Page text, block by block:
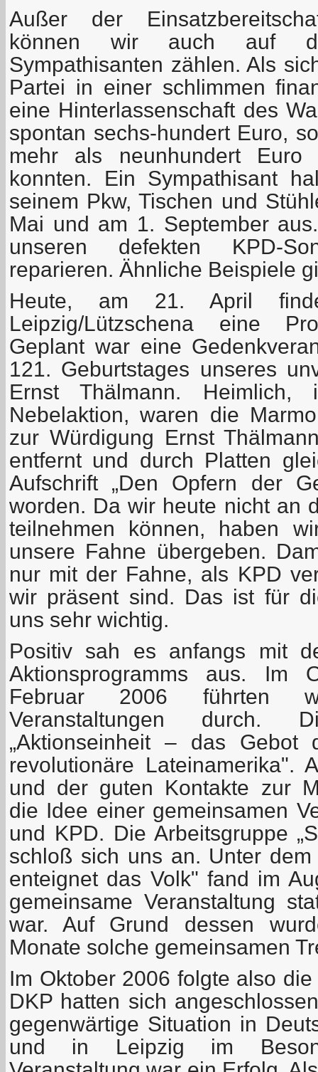
Außer der
können wir auch auf
Sympathisanten zählen. Als
Partei in einer schlimmen
eine Hinterlassenschaft des
spontan sechs-hundert Euro,
mehr als neunhundert Euro
konnten. Ein Sympathisant
seinem Pkw, Tischen und
Mai und am 1. September
unseren defekten KPD-
reparieren. Ähnliche Beispiele
Heute, am 21. April
Leipzig/Lützschena eine
Geplant war eine
121. Geburtstages unseres
Ernst Thälmann.
Nebelaktion, waren die
zur Würdigung Ernst
entfernt und durch Platten
Aufschrift „Den Opfern der
worden. Da wir heute nicht an
teilnehmen können, haben
unsere Fahne übergeben.
nur mit der Fahne, als KPD
wir präsent sind. Das ist für
uns sehr wichtig.
Positiv sah es anfangs mit
Aktionsprogramms aus. Im
Februar 2006 führten
Veranstaltungen durch.
„Aktionseinheit – das Gebot
revolutionäre Lateinamerika".
und der guten Kontakte zur
die Idee einer gemeinsamen
und KPD. Die Arbeitsgruppe
schloß sich uns an. Unter dem
enteignet das Volk" fand im
gemeinsame Veranstaltung
war. Auf Grund dessen
Monate solche gemeinsamen
Im Oktober 2006 folgte also
DKP hatten sich
gegenwärtige Situation in
und in Leipzig im